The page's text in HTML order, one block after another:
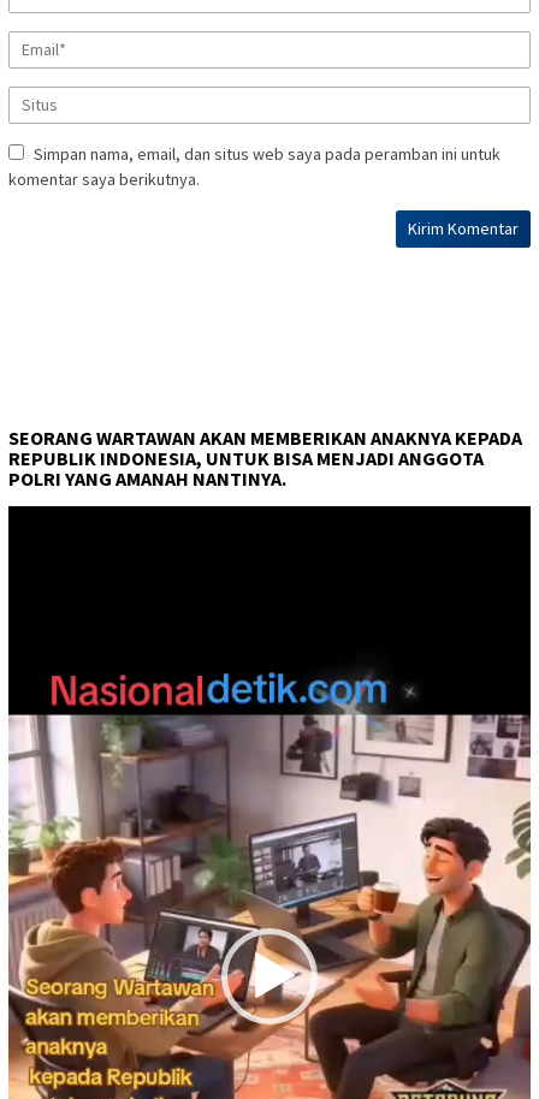
Simpan nama, email, dan situs web saya pada peramban ini untuk
komentar saya berikutnya.
SEORANG WARTAWAN AKAN MEMBERIKAN ANAKNYA KEPADA
REPUBLIK INDONESIA, UNTUK BISA MENJADI ANGGOTA
POLRI YANG AMANAH NANTINYA.